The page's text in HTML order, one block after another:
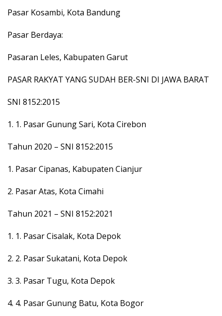
Pasar Kosambi, Kota Bandung
Pasar Berdaya:
Pasaran Leles, Kabupaten Garut
PASAR RAKYAT YANG SUDAH BER-SNI DI JAWA BARAT
SNI 8152:2015
1. 1. Pasar Gunung Sari, Kota Cirebon
Tahun 2020 – SNI 8152:2015
1. Pasar Cipanas, Kabupaten Cianjur
2. Pasar Atas, Kota Cimahi
Tahun 2021 – SNI 8152:2021
1. 1. Pasar Cisalak, Kota Depok
2. 2. Pasar Sukatani, Kota Depok
3. 3. Pasar Tugu, Kota Depok
4. 4. Pasar Gunung Batu, Kota Bogor